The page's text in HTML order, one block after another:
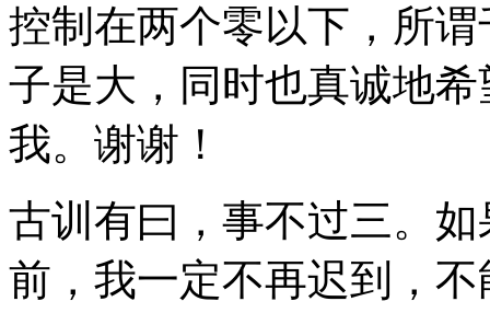
控制在两个零以下，所
子是大，同时也真诚地
我。谢谢！
古训有曰，事不过三。
前，我一定不再迟到，